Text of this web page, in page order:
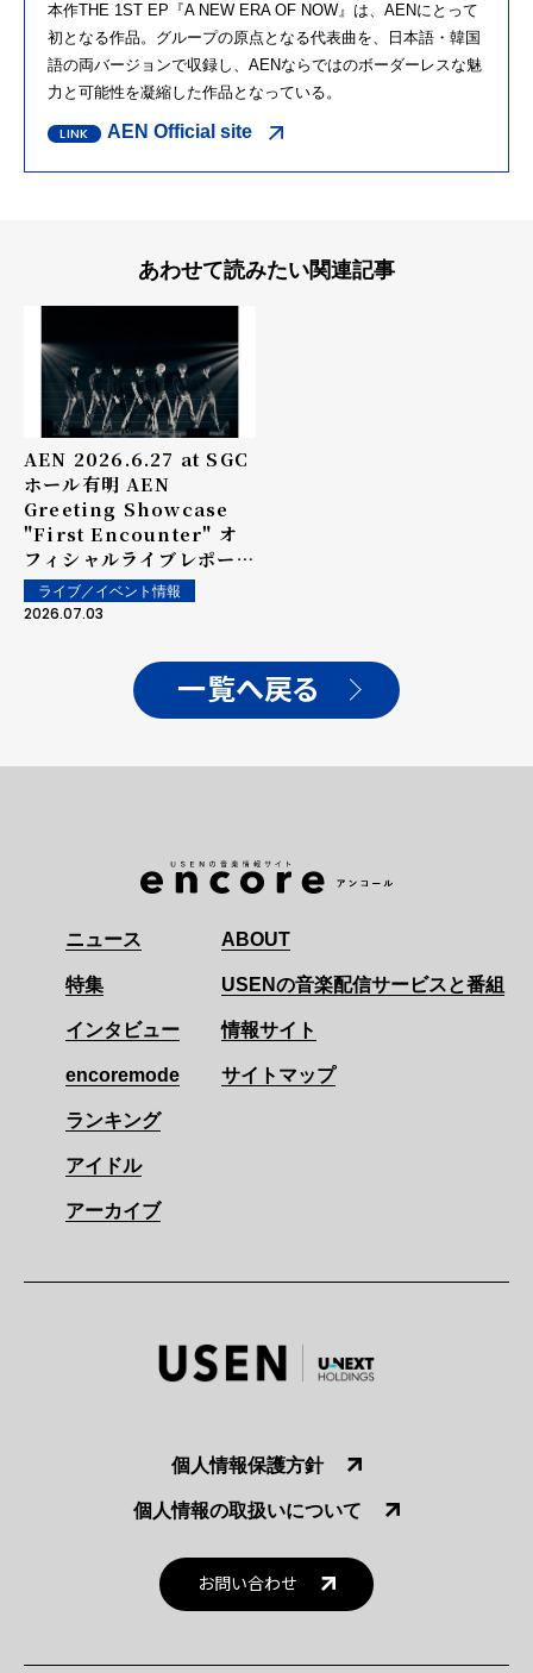
本作THE 1ST EP『A NEW ERA OF NOW』は、AENにとって
初となる作品。グループの原点となる代表曲を、日本語・韓国
語の両バージョンで収録し、AENならではのボーダーレスな魅
力と可能性を凝縮した作品となっている。
AEN Official site
あわせて読みたい関連記事
AEN 2026.6.27 at SGC
ホール有明 AEN
Greeting Showcase
"First Encounter" オ
フィシャルライブレポート
AEN、念願の初舞台へ 7人
がファンと刻んだ最初の1
ライブ／イベント情報
2026.07.03
一覧へ戻る
ニュース
特集
インタビュー
encoremode
ランキング
アイドル
アーカイブ
ABOUT
USENの音楽配信サービスと番組
情報サイト
サイトマップ
個人情報保護方針
個人情報の取扱いについて
お問い合わせ